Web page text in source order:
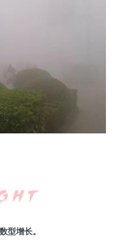
型增长。